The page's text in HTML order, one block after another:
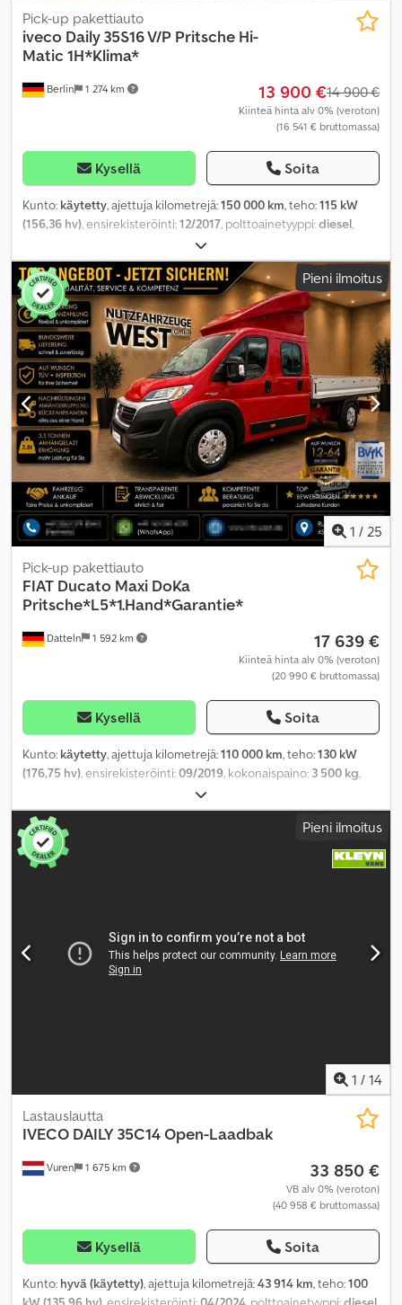
Berlin 1 274 km
Pick-up pakettiauto
iveco Daily 35S16 V/P Pritsche Hi-
Matic 1H*Klima*
13 900 €14 900 €
Kiinteä hinta alv 0% (veroton)
(16 541 € bruttomassa)
Kysellä Soita
Kunto: käytetty, ajettuja kilometrejä:150 000 km, teho:115 kW
(156,36 hv), ensirekisteröinti:12/2017, polttoainetyyppi:diesel,
, maksimi kuormauspaino:
kokonaispaino:3 500 kg, akselikokoonpano:4x2, polttoaine:
diesel, väri:valkoinen, ohjaamo:päiväohjaamo, vaihteistotyyppi:
automaattinen, päästöluokka:Euro 6, jousitus:muu , istuimien
määrä:3, kokonaispituus:5 970 mm, kuormatilan pituus: 3 480 mm,
lastitilan leveys:2 070 mm, kuormatilan korkeus:2 300 mm
rakennuskorkeus: 2 300 mm, Varusteet:ABS, ajoneuvotietokone,
elektroninen ajonvakautusjärjestelmä (ESP), ilmastointi,
immobilisointijärjestelmä, keskuslukitus, luistonesto,
noesuodatin, turvatyyny, vakionopeudensäädin,
Pieni ilmoitus
1 / 25
Datteln 1 592 km
Pick-up pakettiauto
FIAT Ducato Maxi DoKa
Pritsche*L5*1.Hand*Garantie*
17 639 €
Kiinteä hinta alv 0% (veroton)
(20 990 € bruttomassa)
Kysellä Soita
Kunto: käytetty, ajettuja kilometrejä:110 000 km, teho:130 kW
(176,75 hv), ensirekisteröinti:09/2019, kokonaispaino: 3 500 kg,
mekaaninen
6, istuimien määrä:7, Varusteet:ABS, ilmastointi, keskuslukitus,
noesuodatin, pysäköintilämmitin
Pieni ilmoitus
1 / 14
Vuren 1 675 km
Lastauslautta
IVECO DAILY 35C14 Open-Laadbak
33 850 €
VB alv 0% (veroton)
(40 958 € bruttomassa)
Kysellä Soita
Kunto: hyvä (käytetty), ajettuja kilometrejä:43 914 km, teho:100